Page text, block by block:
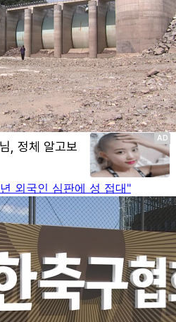
외국인 심판에 성 접대"